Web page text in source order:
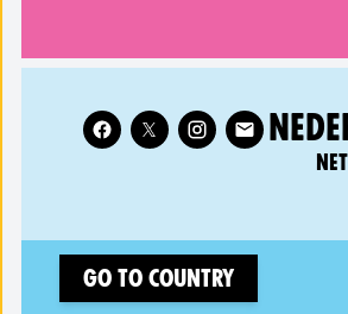
RELATED COUNTRY
Follow XR Netherlands on
Go to country